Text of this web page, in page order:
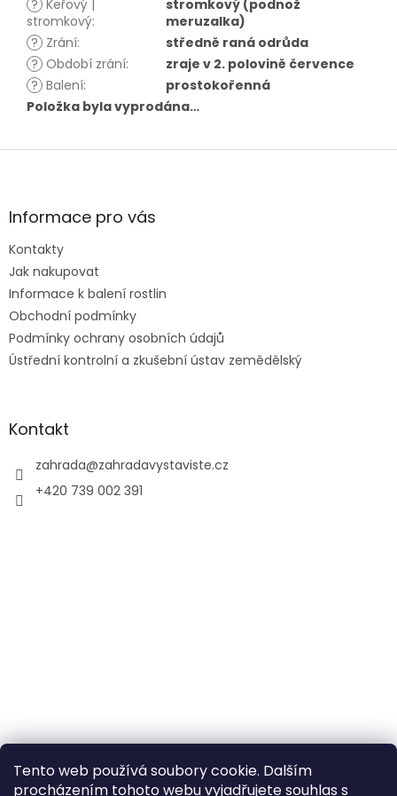
Tento web používá soubory cookie. Dalším
procházením tohoto webu vyjadřujete souhlas s
? Keřový |
stromkový:
stromkový (podnož
meruzalka)
? Zrání:
středně raná odrůda
? Období zrání:
zraje v 2. polovině července
? Balení:
prostokořenná
Položka byla vyprodána…
Z
aInformace pro vás
Kontakty
Jak nakupovat
Informace k balení rostlin
Obchodní podmínky
Podmínky ochrany osobních údajů
Ústřední kontrolní a zkušební ústav zemědělský
Kontakt
zahrada@zahradavystaviste.cz
+420 739 002 391